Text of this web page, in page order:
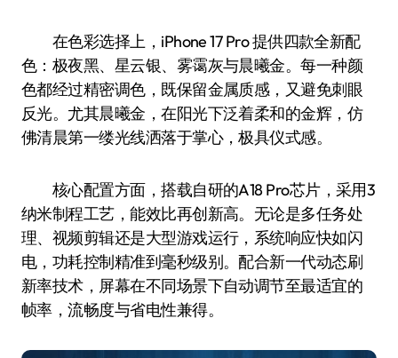
在色彩选择上，iPhone 17 Pro 提供四款全新配
色：极夜黑、星云银、雾霭灰与晨曦金。每一种颜
色都经过精密调色，既保留金属质感，又避免刺眼
反光。尤其晨曦金，在阳光下泛着柔和的金辉，仿
佛清晨第一缕光线洒落于掌心，极具仪式感。
核心配置方面，搭载自研的A18 Pro芯片，采用3
纳米制程工艺，能效比再创新高。无论是多任务处
理、视频剪辑还是大型游戏运行，系统响应快如闪
电，功耗控制精准到毫秒级别。配合新一代动态刷
新率技术，屏幕在不同场景下自动调节至最适宜的
帧率，流畅度与省电性兼得。